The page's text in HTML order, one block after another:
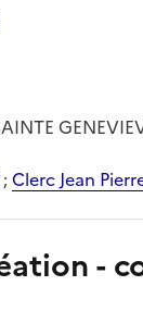
;Clerc Jean
-